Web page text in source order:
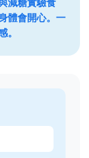
減糖實驗食
體會開心。一
。